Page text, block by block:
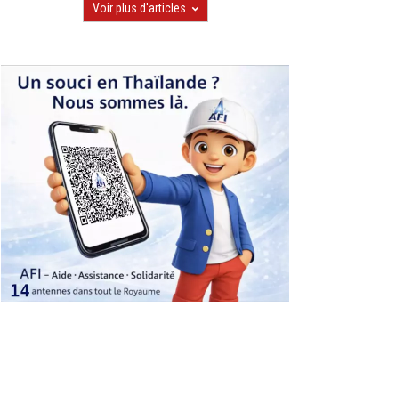
Voir plus d'articles